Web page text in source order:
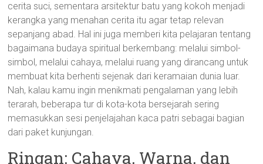
cerita suci, sementara arsitektur batu yang kokoh menjadi
kerangka yang menahan cerita itu agar tetap relevan
sepanjang abad. Hal ini juga memberi kita pelajaran tentang
bagaimana budaya spiritual berkembang: melalui simbol-
simbol, melalui cahaya, melalui ruang yang dirancang untuk
membuat kita berhenti sejenak dari keramaian dunia luar.
Nah, kalau kamu ingin menikmati pengalaman yang lebih
terarah, beberapa tur di kota-kota bersejarah sering
memasukkan sesi penjelajahan kaca patri sebagai bagian
dari paket kunjungan.
Ringan: Cahaya, Warna, dan